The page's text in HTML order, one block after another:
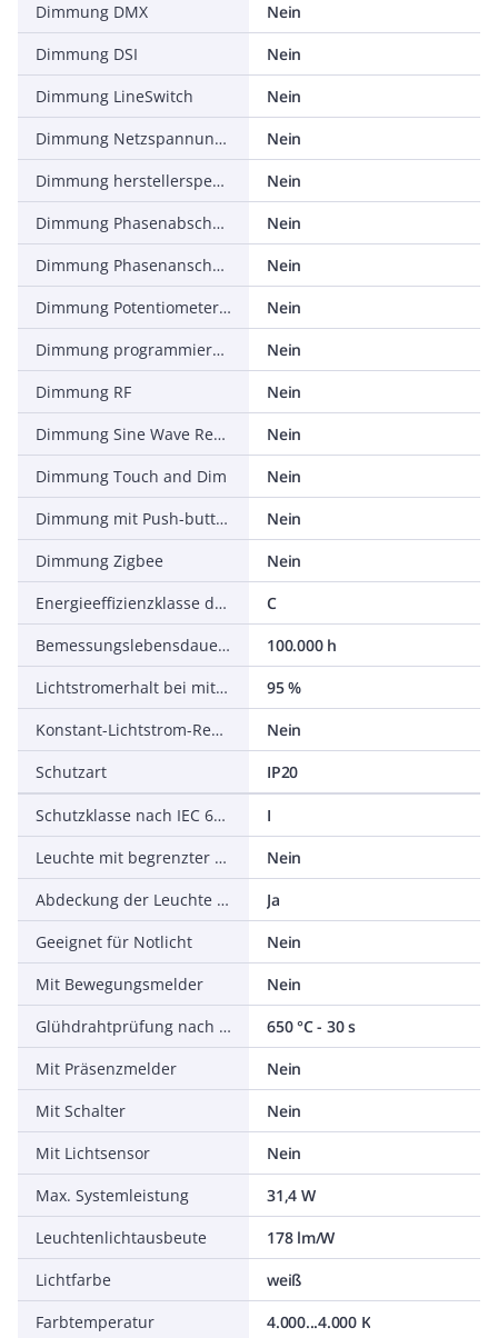
Dimmung DMX
Nein
Dimmung DSI
Nein
Dimmung LineSwitch
Nein
Dimmung Netzspannungsmodulation
Nein
Dimmung herstellerspezifisch
Nein
Dimmung Phasenabschnitt
Nein
Dimmung Phasenanschnitt
Nein
Dimmung Potentiometer (geräteintegriert)
Nein
Dimmung programmierbar
Nein
Dimmung RF
Nein
Dimmung Sine Wave Reduction
Nein
Dimmung Touch and Dim
Nein
Dimmung mit Push-button
Nein
Dimmung Zigbee
Nein
Energieeffizienzklasse der Lichtquelle nach EU-Richtlinie 2019/2015
C
Bemessungslebensdauer L70/B50 bei 25 °C
100.000 h
Lichtstromerhalt bei mittl. Nutzungsdauer 50.000 h bei 25 °C Umgebungstemp.
95 %
Konstant-Lichtstrom-Regelung
Nein
Schutzart
IP20
Schutzklasse nach IEC 61140
I
Leuchte mit begrenzter Oberflächentemperatur D-Zeichen nach EN 60598-2-24
Nein
Abdeckung der Leuchte mit Wärmedämmmaterial möglich
Ja
Geeignet für Notlicht
Nein
Mit Bewegungsmelder
Nein
Glühdrahtprüfung nach IEC 60695-2-11
650 °C - 30 s
Mit Präsenzmelder
Nein
Mit Schalter
Nein
Mit Lichtsensor
Nein
Max. Systemleistung
31,4 W
Leuchtenlichtausbeute
178 lm/W
Lichtfarbe
weiß
Farbtemperatur
4.000...4.000 K